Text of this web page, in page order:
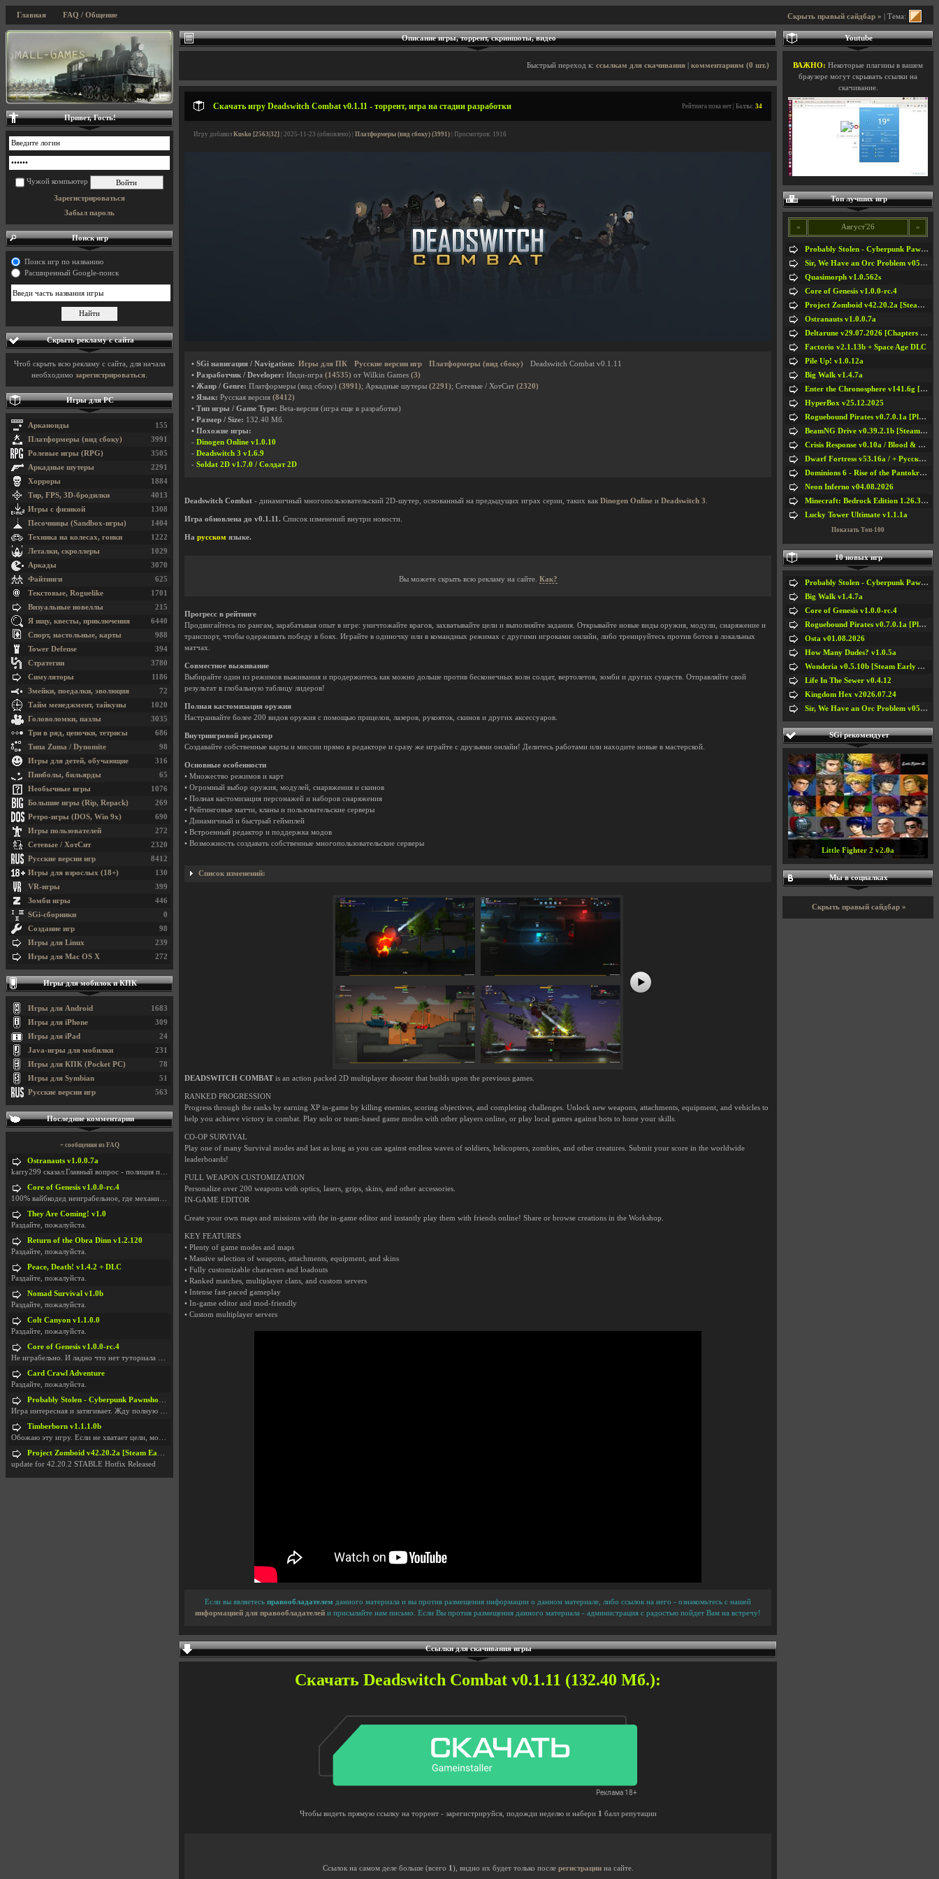
Скрыть правый сайдбар » | Тема:
Главная FAQ / Общение
Описание игры, торрент, скриншоты, видео
Быстрый переход к: ссылкам для скачивания комментариям (0 шт.)
Скачать игру Deadswitch Combat v0.1.11 - торрент, игра на стадии разработки Рейтинга пока нет | Баллы: 34
Игру добавил Kusko [2563|32] | 2025-11-23 (обновлено) | Платформеры (вид сбоку) (3991) | Просмотров: 1916
• SGi навигация / Navigation: Игры для ПК Русские версии игр Платформеры (вид сбоку)
Deadswitch Combat v0.1.11
• Разработчик / Developer: Инди-игра (14535) от Wilkin Games (3)
• Жанр / Genre: Платформеры (вид сбоку) (3991); Аркадные шутеры (2291); Сетевые / ХотСит (2320)
• Язык: Русская версия (8412)
• Тип игры / Game Type: Beta-версия (игра еще в разработке)
• Размер / Size: 132.40 Мб.
• Похожие игры:
- Dinogen Online v1.0.10
- Deadswitch 3 v1.6.9
- Soldat 2D v1.7.0 / Солдат 2D
Deadswitch Combat - динамичный многопользовательский 2D-шутер, основанный на предыдущих играх серии, таких как Dinogen Online и Deadswitch 3.
Игра обновлена до v0.1.11. Список изменений внутри новости.
На русском языке.
Вы можете скрыть всю рекламу на сайте. Как?
Прогресс в рейтинге
Продвигайтесь по рангам, зарабатывая опыт в игре: уничтожайте врагов, захватывайте цели и выполняйте задания. Открывайте новые виды оружия, модули, снаряжение и
транспорт, чтобы одерживать победу в боях. Играйте в одиночку или в командных режимах с другими игроками онлайн, либо тренируйтесь против ботов в локальных
матчах.
Совместное выживание
Выбирайте один из режимов выживания и продержитесь как можно дольше против бесконечных волн солдат, вертолетов, зомби и других существ. Отправляйте свой
результат в глобальную таблицу лидеров!
Полная кастомизация оружия
Настраивайте более 200 видов оружия с помощью прицелов, лазеров, рукояток, скинов и других аксессуаров.
Внутриигровой редактор
Создавайте собственные карты и миссии прямо в редакторе и сразу же играйте с друзьями онлайн! Делитесь работами или находите новые в мастерской.
Основные особенности
• Множество режимов и карт
• Огромный выбор оружия, модулей, снаряжения и скинов
• Полная кастомизация персонажей и наборов снаряжения
• Рейтинговые матчи, кланы и пользовательские серверы
• Динамичный и быстрый геймплей
• Встроенный редактор и поддержка модов
• Возможность создавать собственные многопользовательские серверы
Список изменений:
DEADSWITCH COMBATis an action packed 2D multiplayer shooter that builds upon the previous games.
RANKED PROGRESSION
Progress through the ranks by earning XP in-game by killing enemies, scoring objectives, and completing challenges. Unlock new weapons, attachments, equipment, and vehicles to
help you achieve victory in combat. Play solo or team-based game modes with other players online, or play local games against bots to hone your skills.
CO-OP SURVIVAL
Play one of many Survival modes and last as long as you can against endless waves of soldiers, helicopters, zombies, and other creatures. Submit your score in the worldwide
leaderboards!
FULL WEAPON CUSTOMIZATION
Personalize over 200 weapons with optics, lasers, grips, skins, and other accessories.
IN-GAME EDITOR
Create your own maps and missions with the in-game editor and instantly play them with friends online! Share or browse creations in the Workshop.
KEY FEATURES
• Plenty of game modes and maps
• Massive selection of weapons, attachments, equipment, and skins
• Fully customizable characters and loadouts
• Ranked matches, multiplayer clans, and custom servers
• Intense fast-paced gameplay
• In-game editor and mod-friendly
• Custom multiplayer servers
Если вы являетесь правообладателем данного материала и вы против размещения информации о данном материале, либо ссылок на него - ознакомьтесь с нашей
информацией для правообладателей и присылайте нам письмо. Если Вы против размещения данного материала - администрация с радостью пойдет Вам на встречу!
Ссылки для скачивания игры
Скачать Deadswitch Combat v0.1.11 (132.40 Мб.):
Чтобы видеть прямую ссылку на торрент - зарегистрируйся, подожди неделю и набери 1 балл репутации
Ссылок на самом деле больше (всего 1), видно их будет только после регистрациина сайте.
Привет, Гость!
Чужой компьютер
Зарегистрироваться
Забыл пароль
Поиск игр
Поиск игр по названию
Расширенный Google-поиск
Скрыть рекламу с сайта
Чтоб скрыть всю рекламу с сайта, для начала
необходимо зарегистрироваться
Игры для PC
155
Арканоиды
3991
Платформеры (вид сбоку)
3505
Ролевые игры (RPG)
2291
Аркадные шутеры
1884
Хорроры
4013
Тир, FPS, 3D-бродилки
1308
Игры с физикой
1404
Песочницы (Sandbox-игры)
1222
Техника на колесах, гонки
1029
Леталки, скроллеры
3070
Аркады
625
Файтинги
1701
Текстовые, Roguelike
215
Визуальные новеллы
6440
Я ищу, квесты, приключения
988
Спорт, настольные, карты
394
Tower Defense
3780
Стратегии
1186
Симуляторы
72
Змейки, поедалки, эволюция
1020
Тайм менеджмент, тайкуны
3035
Головоломки, пазлы
686
Три в ряд, цепочки, тетрисы
98
Типа Zuma / Dynomite
316
Игры для детей, обучающие
65
Пинболы, бильярды
1076
Необычные игры
269
Большие игры (Rip, Repack)
690
Ретро-игры (DOS, Win 9x)
272
Игры пользователей
2320
Сетевые / ХотСит
8412
Русские версии игр
130
Игры для взрослых (18+)
399
VR-игры
446
Зомби игры
0
SGi-сборники
98
Создание игр
239
Игры для Linux
272
Игры для Mac OS X
Игры для мобилок и КПК
1683
Игры для Android
309
Игры для iPhone
24
Игры для iPad
231
Java-игры для мобилки
78
Игры для КПК (Pocket PC)
51
Игры для Symbian
563
Русские версии игр
Последние комментарии
+ сообщения из FAQ
Ostranauts v1.0.0.7a
karry299 сказал:Главный вопрос - полиция по-прежне
Core of Genesis v1.0.0-rc.4
100% вайбкодед неиграбельное, где механики знает т
They Are Coming! v1.0
Раздайте, пожалуйста.
Return of the Obra Dinn v1.2.120
Раздайте, пожалуйста.
Peace, Death! v1.4.2 + DLC
Раздайте, пожалуйста.
Nomad Survival v1.0b
Раздайте, пожалуйста.
Colt Canyon v1.1.0.0
Раздайте, пожалуйста.
Core of Genesis v1.0.0-rc.4
Не играбельно. И ладно что нет туториала и ничего
Card Crawl Adventure
Раздайте, пожалуйста.
Probably Stolen - Cyberpunk Pawnshop Simulator v048c [Playtest]
Игра интересная и затягивает. Жду полную версию, т
Timberborn v1.1.1.0b
Обожаю эту игру. Если не хватает цели, можно чудо
Project Zomboid v42.20.2a [Steam Early Access]
update for 42.20.2 STABLE Hotfix Released
Youtube
ВАЖНО: Некоторые плагины в вашем
браузере могут скрывать ссылки на
скачивание.
Топ лучших игр
« Август'26 »
Probably Stolen - Cyberpunk Pawnshop Simulator v048c [Playtest]
Sir, We Have an Orc Problem v05.08.2026
Quasimorph v1.0.562s
Core of Genesis v1.0.0-rc.4
Project Zomboid v42.20.2a [Steam Early Access]
Ostranauts v1.0.0.7a
Deltarune v29.07.2026 [Chapters 1-5] / + RUS [Chapters 1-5]
Factorio v2.1.13b + Space Age DLC
Pile Up! v1.0.12a
Big Walk v1.4.7a
Enter the Chronosphere v141.6g [Steam Early Access]
HyperBox v25.12.2025
Roguebound Pirates v0.7.0.1a [Playtest]
BeamNG Drive v0.39.2.1b [Steam Early Access]
Crisis Response v0.10a / Blood & Bullet
Dwarf Fortress v53.16a / + Русская Версия v50.12a
Dominions 6 - Rise of the Pantokrator v6.35a
Neon Inferno v04.08.2026
Minecraft: Bedrock Edition 1.26.33.1a / + TLauncher v2.89
Lucky Tower Ultimate v1.1.1a
Показать Топ-100
10 новых игр
Probably Stolen - Cyberpunk Pawnshop Simulator v048c [Playtest]
Big Walk v1.4.7a
Core of Genesis v1.0.0-rc.4
Roguebound Pirates v0.7.0.1a [Playtest]
Osta v01.08.2026
How Many Dudes? v1.0.5a
Wonderia v0.5.10b [Steam Early Access]
Life In The Sewer v0.4.12
Kingdom Hex v2026.07.24
Sir, We Have an Orc Problem v05.08.2026
SGi рекомендует
Little Fighter 2 v2.0a
Мы в социалках
Скрыть правый сайдбар »